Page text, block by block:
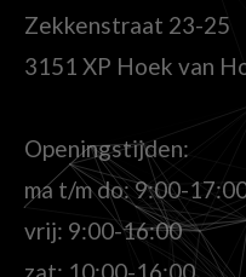
Zekkenstraat 23-25
3151 XP Hoek van
Openingstijden:
ma t/m do: 9:00-
vrij: 9:00-16:00
zat: 10:00-16:00